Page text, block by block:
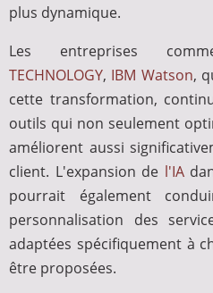
plus dynamique.
Les entreprises
TECHNOLOGY, IBM Watson,
cette transformation,
outils qui non seulement
améliorent aussi
client. L'expansion de l'IA
pourrait également
personnalisation des
adaptées spécifiquement à
être proposées.